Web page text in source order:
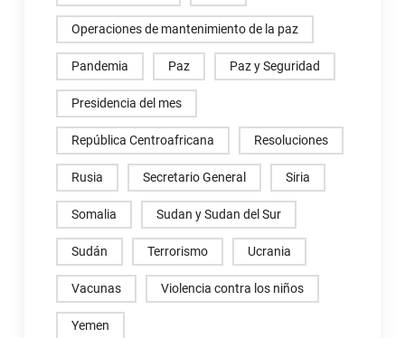
Operaciones de mantenimiento de la paz
Pandemia Paz Paz y Seguridad
Presidencia del mes
República Centroafricana Resoluciones
Rusia Secretario General Siria
Somalia Sudan y Sudan del Sur
Sudán Terrorismo Ucrania
Vacunas Violencia contra los niños
Yemen